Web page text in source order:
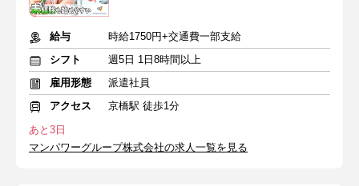
給与
時給1750円+交通費一部支給
シフト
週5日 1日8時間以上
雇用形態
派遣社員
アクセス
京橋駅 徒歩1分
あと3日
マンパワーグループ株式会社の求人一覧を見る